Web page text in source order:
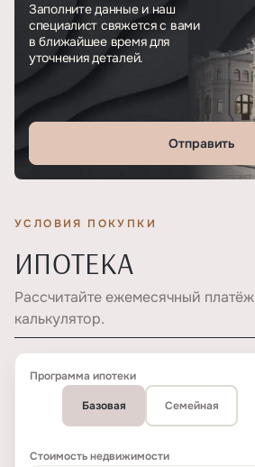
Этажность 25
Отделка Без отделки
Заполните данные и наш
специалист свяжется с вами
в ближайшее время для
уточнения деталей.
Отправить
УСЛОВИЯ ПОКУПКИ
ИПОТЕКА
Рассчитайте ежемесячный
калькулятор.
Программа ипотеки
Базовая Семейная
Стоимость недвижимости